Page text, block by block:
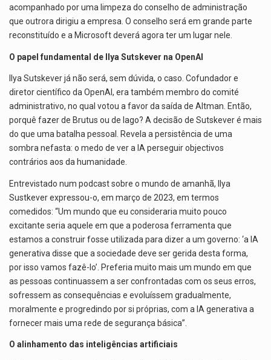
acompanhado por uma limpeza do conselho de administração
que outrora dirigiu a empresa. O conselho será em grande parte
reconstituído e a Microsoft deverá agora ter um lugar nele.
O papel fundamental de Ilya Sutskever na OpenAI
Ilya Sutskever já não será, sem dúvida, o caso. Cofundador e
diretor científico da OpenAI, era também membro do comité
administrativo, no qual votou a favor da saída de Altman. Então,
porquê fazer de Brutus ou de Iago? A decisão de Sutskever é mais
do que uma batalha pessoal. Revela a persistência de uma
sombra nefasta: o medo de ver a IA perseguir objectivos
contrários aos da humanidade.
Entrevistado num podcast sobre o mundo de amanhã, Ilya
Sustkever expressou-o, em março de 2023, em termos
comedidos: “Um mundo que eu consideraria muito pouco
excitante seria aquele em que a poderosa ferramenta que
estamos a construir fosse utilizada para dizer a um governo: ‘a IA
generativa disse que a sociedade deve ser gerida desta forma,
por isso vamos fazê-lo’. Preferia muito mais um mundo em que
as pessoas continuassem a ser confrontadas com os seus erros,
sofressem as consequências e evoluíssem gradualmente,
moralmente e progredindo por si próprias, com a IA generativa a
fornecer mais uma rede de segurança básica”.
O alinhamento das inteligências artificiais